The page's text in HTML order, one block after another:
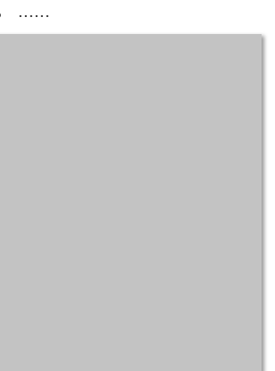
......